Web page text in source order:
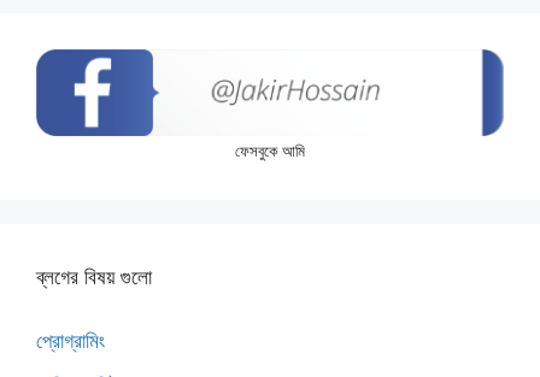
ফেসবুকে আমি
ব্লগের বিষয় গুলো
প্রোগ্রামিং